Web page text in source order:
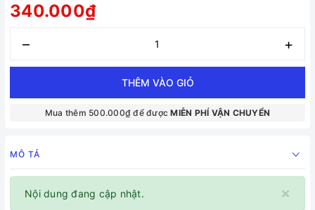
340.000₫
– +
THÊM VÀO GIỎ
Mua thêm 500.000₫ để đượcMIỄN PHÍ VẬN CHUYỂN
MÔ TẢ
×
Nội dung đang cập nhật.